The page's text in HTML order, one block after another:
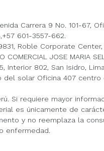
Carrera 9 No. 101-67,
601-3557-662.
Roble Corporate
COMERCIAL JOSE MARIA
802, San Isidro,
del solar Oficina 407
Si requiere mayor
es únicamente de
y no reemplaza la
enfermedad.